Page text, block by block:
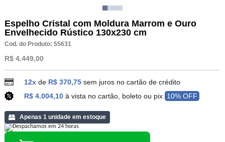
Espelho Cristal com Moldura Marrom e Ouro
Envelhecido Rústico 130x230 cm
Cod. do Produto: 55631
R$ 4.449,00
12xde R$ 370,75 sem juros no cartão de crédito
R$ 4.004,10 à vista no cartão, boleto ou pix 10% OFF
Apenas 1 unidade em estoque